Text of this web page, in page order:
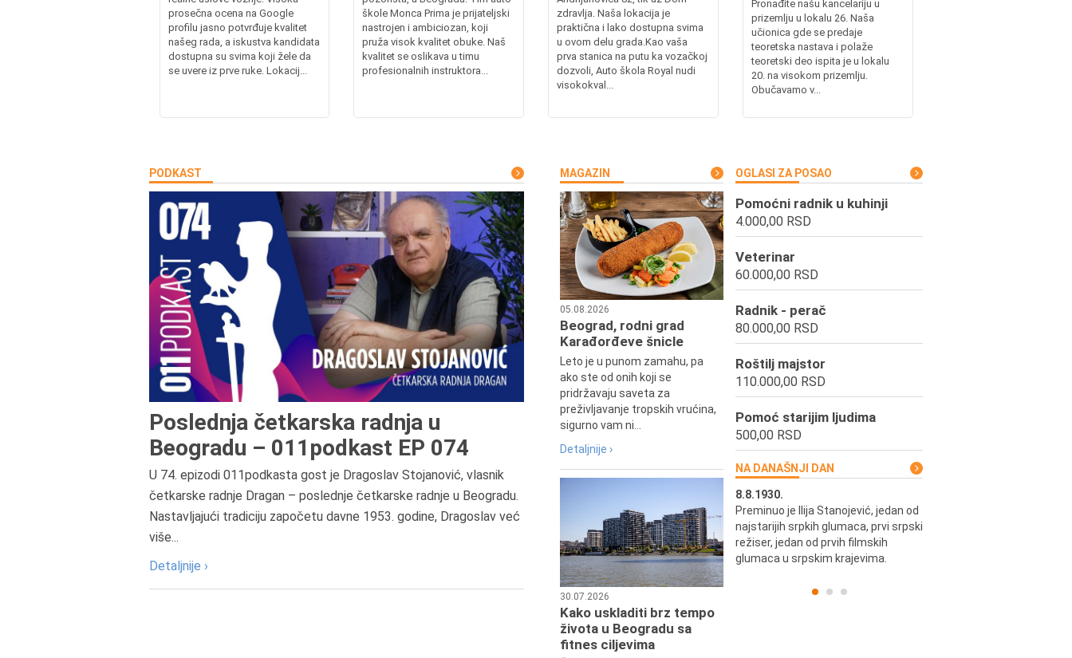
prosečna ocena na Google
profilu jasno potvrđuje kvalitet
našeg rada, a iskustva kandidata
dostupna su svima koji žele da
se uvere iz prve ruke. Lokacij...
škole Monca Prima je prijateljski
nastrojen i ambiciozan, koji
pruža visok kvalitet obuke. Naš
kvalitet se oslikava u timu
profesionalnih instruktora...
zdravlja. Naša lokacija je
praktična i lako dostupna svima
u ovom delu grada.Kao vaša
prva stanica na putu ka vozačkoj
dozvoli, Auto škola Royal nudi
visokokval...
Pronađite našu kancelariju u
prizemlju u lokalu 26. Naša
učionica gde se predaje
teoretska nastava i polaže
teoretski deo ispita je u lokalu
20. na visokom prizemlju.
Obučavamo v...
PODKAST
Poslednja četkarska radnja u
Beogradu – 011podkast EP 074
U 74. epizodi 011podkasta gost je Dragoslav Stojanović, vlasnik
četkarske radnje Dragan – poslednje četkarske radnje u Beogradu.
Nastavljajući tradiciju započetu davne 1953. godine, Dragoslav već
više...
Detaljnije ›
MAGAZIN
05.08.2026
Beograd, rodni grad
Karađorđeve šnicle
Leto je u punom zamahu, pa
ako ste od onih koji se
pridržavaju saveta za
preživljavanje tropskih vrućina,
sigurno vam ni...
Detaljnije ›
30.07.2026
Kako uskladiti brz tempo
života u Beogradu sa
fitnes ciljevima
OGLASI ZA POSAO
Pomoćni radnik u kuhinji
4.000,00 RSD
Veterinar
60.000,00 RSD
Radnik - perač
80.000,00 RSD
Roštilj majstor
110.000,00 RSD
Pomoć starijim ljudima
500,00 RSD
NA DANAŠNJI DAN
Preminuo je Dejan Kosanović,
istoričar filma, filmski reditelj,
profesor i dekan Fakulteta dramskih
umetnosti u Beogradu.
8.8.1930.
Preminuo je Ilija Stanojević, jedan od
najstarijih srpkih glumaca, prvi srpski
režiser, jedan od prvih filmskih
glumaca u srpskim krajevima.